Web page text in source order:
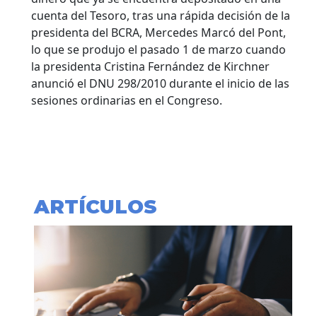
cuenta del Tesoro, tras una rápida decisión de la
presidenta del BCRA, Mercedes Marcó del Pont,
lo que se produjo el pasado 1 de marzo cuando
la presidenta Cristina Fernández de Kirchner
anunció el DNU 298/2010 durante el inicio de las
sesiones ordinarias en el Congreso.
ARTÍCULOS